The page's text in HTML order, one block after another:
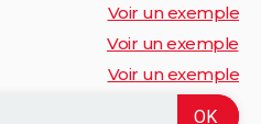
Voir un exemple
Voir un exemple
Voir un exemple